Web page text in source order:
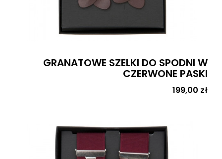
GRANATOWE SZELKI DO SPODNI W
CZERWONE PASKI
Cena
199,00 zł